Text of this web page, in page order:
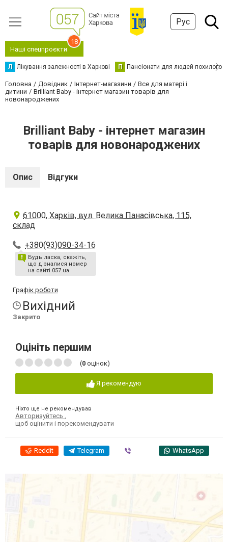
Рус
Наші спецпроєкти
18
Л Лікування залежності в Харкові П Пансіонати для людей похилого
Головна Довідник Інтернет-магазини
Все для матері і
дитини
Brilliant Baby - інтернет магазин товарів для
новонароджених
Brilliant Baby - інтернет магазин
товарів для новонароджених
Опис Відгуки
61000, Харків, вул. Велика Панасівська, 115,
склад
+380(93)090-34-16
Будь ласка, скажіть,
що дізналися номер
на сайті 057.ua
Графік роботи
Вихідний
Закрито
Оцініть першим
(0 оцінок)
Я рекомендую
Ніхто ще не рекомендував
Авторизуйтесь
щоб оцінити і порекомендувати
Reddit Telegram WhatsApp